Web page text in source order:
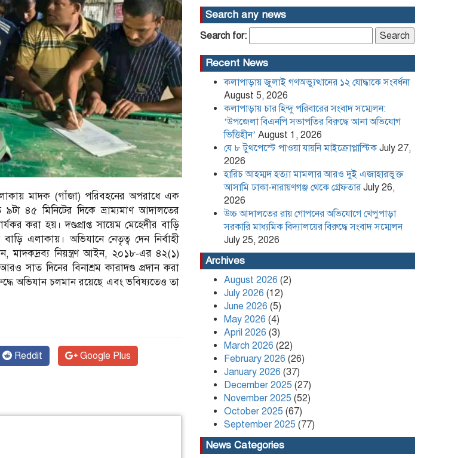
মাদক (গাঁজা) পরিবহনের অপরাধে এক
৯টা ৪৫ মিনিটের দিকে ভ্রাম্যমাণ আদালতের
করা হয়। দণ্ডপ্রাপ্ত সায়েম মেহেদীর বাড়ি
এলাকায়। অভিযানে নেতৃত্ব দেন নির্বাহী
মাদকদ্রব্য নিয়ন্ত্রণ আইন, ২০১৮-এর ৪২(১)
সাত দিনের বিনাশ্রম কারাদণ্ড প্রদান করা
অভিযান চলমান রয়েছে এবং ভবিষ্যতেও তা
Reddit Google Plus
হারিচ আহম্মদ হত্যা মামলার আরও দুই
এজাহারভুক্ত আসামি ঢাকা-নারায়ণগঞ্জ
থেকে গ্রেফতার
উচ্চ আদালতের রায় গোপনের
বিদ্যালয়ের বিরুদ্ধে সংবাদ সম্মেলন
কলাপাড়া সাংবাদিক ইউনিয়নের
২০২৬-২০২৭ কমিটি গঠন
পদত্যাগ করলেন রাষ্ট্রপতি
বিদ্যালয়ের ভারপ্রাপ্ত প্রধান শিক্ষকসহ ২
জনের বিরুদ্ধে চাঁদাবাজির মামলা
Content Creator and NCP
Land Grabbing and Extortion
কলাপাড়ায় ৪০ পিস ইয়াবা সহ এক
যুবক গ্রেপ্তার
Search any news
Search for:
Recent News
কলাপাড়ায় জুলাই গণঅভ্যুত্থানের ১২ যোদ্ধাকে সংবর্ধনা
August 5, 2026
কলাপাড়ায় চার হিন্দু পরিবারের সংবাদ সম্মেলন:
‘উপজেলা বিএনপি সভাপতির বিরুদ্ধে আনা অভিযোগ
ভিত্তিহীন’ August 1, 2026
যে ৮ টুথপেস্টে পাওয়া যায়নি মাইক্রোপ্লাস্টিক July 27,
2026
হারিচ আহম্মদ হত্যা মামলার আরও দুই এজাহারভুক্ত
আসামি ঢাকা-নারায়ণগঞ্জ থেকে গ্রেফতার July 26,
2026
উচ্চ আদালতের রায় গোপনের অভিযোগে খেপুপাড়া
সরকারি মাধ্যমিক বিদ্যালয়ের বিরুদ্ধে সংবাদ সম্মেলন
July 25, 2026
Archives
August 2026 (2)
July 2026 (12)
June 2026 (5)
May 2026 (4)
April 2026 (3)
March 2026 (22)
February 2026 (26)
January 2026 (37)
December 2025 (27)
November 2025 (52)
October 2025 (67)
September 2025 (77)
News Categories